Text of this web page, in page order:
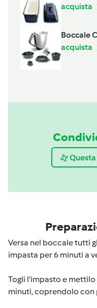
acquista
Boccale
acquista
Versa nel boccale tutti
impasta per 6 minuti a
Togli l’impasto e
minuti, coprendolo